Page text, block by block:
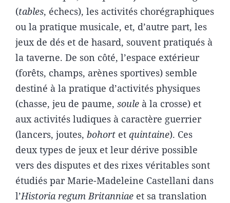
(tables, échecs), les activités chorégraphiques
ou la pratique musicale, et, d’autre part, les
jeux de dés et de hasard, souvent pratiqués à
la taverne. De son côté, l’espace extérieur
(forêts, champs, arènes sportives) semble
destiné à la pratique d’activités physiques
(chasse, jeu de paume, soule à la crosse) et
aux activités ludiques à caractère guerrier
(lancers, joutes, bohort et quintaine). Ces
deux types de jeux et leur dérive possible
vers des disputes et des rixes véritables sont
étudiés par Marie-Madeleine Castellani dans
l’Historia regum Britanniae et sa translation